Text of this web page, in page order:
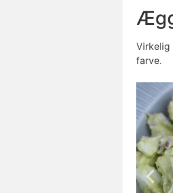
Virkelig
farve.